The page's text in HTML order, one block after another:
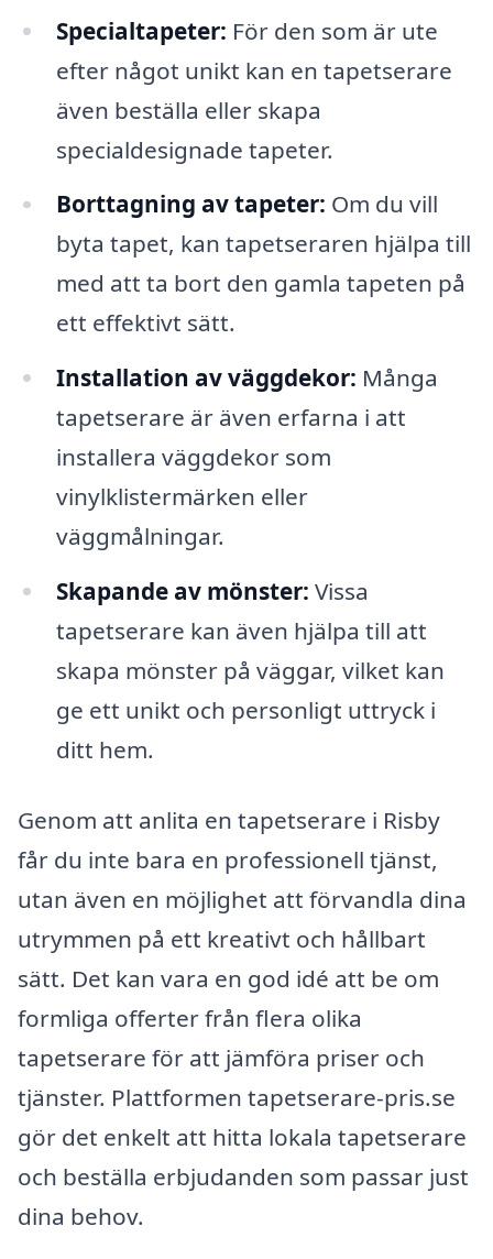
Specialtapeter: För den som är ute
efter något unikt kan en tapetserare
även beställa eller skapa
specialdesignade tapeter.
Borttagning av tapeter: Om du vill
byta tapet, kan tapetseraren hjälpa till
med att ta bort den gamla tapeten på
ett effektivt sätt.
Installation av väggdekor: Många
tapetserare är även erfarna i att
installera väggdekor som
vinylklistermärken eller
väggmålningar.
Skapande av mönster: Vissa
tapetserare kan även hjälpa till att
skapa mönster på väggar, vilket kan
ge ett unikt och personligt uttryck i
ditt hem.
Genom att anlita en tapetserare i Risby
får du inte bara en professionell tjänst,
utan även en möjlighet att förvandla dina
utrymmen på ett kreativt och hållbart
sätt. Det kan vara en god idé att be om
formliga offerter från flera olika
tapetserare för att jämföra priser och
tjänster. Plattformen tapetserare-pris.se
gör det enkelt att hitta lokala tapetserare
och beställa erbjudanden som passar just
dina behov.